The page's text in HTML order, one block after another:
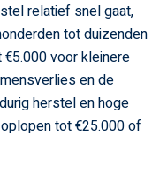
relatief snel gaat,
tot duizenden
€5.000 voor kleinere
en de
herstel en hoge
tot €25.000 of